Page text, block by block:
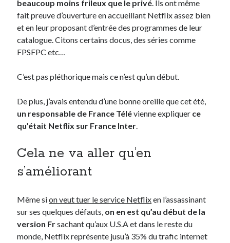
beaucoup moins frileux que le privé. Ils ont même
fait preuve d’ouverture en accueillant Netflix assez bien
et en leur proposant d’entrée des programmes de leur
catalogue. Citons certains docus, des séries comme
FPSFPC etc…
C’est pas pléthorique mais ce n’est qu’un début.
De plus, j’avais entendu d’une bonne oreille que cet été,
un responsable de France Télévienne expliquer ce
qu’était Netflix sur France Inter.
Cela ne va aller qu’en
s’améliorant
Même sion veut tuer le service Netflixen l’assassinant
sur ses quelques défauts, on en est qu’au début de la
version Frsachant qu’aux U.S.A et dans le reste du
monde, Netflix représente jusu’à 35% du trafic internet